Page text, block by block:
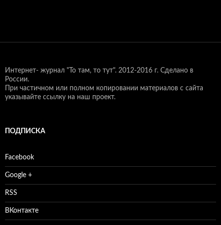
Интернет- журнал "То там, то тут". 2012-2016 г. Сделано в
России.
При частичном или полном копировании материалов с сайта
указывайте ссылку на наш проект.
ПОДПИСКА
Facebook
Google +
RSS
ВКонтакте